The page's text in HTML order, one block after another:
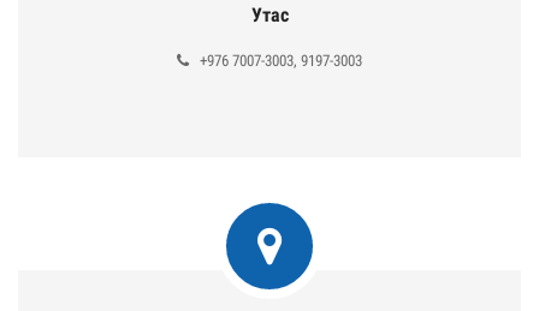
Утас
+976 7007-3003, 9197-3003